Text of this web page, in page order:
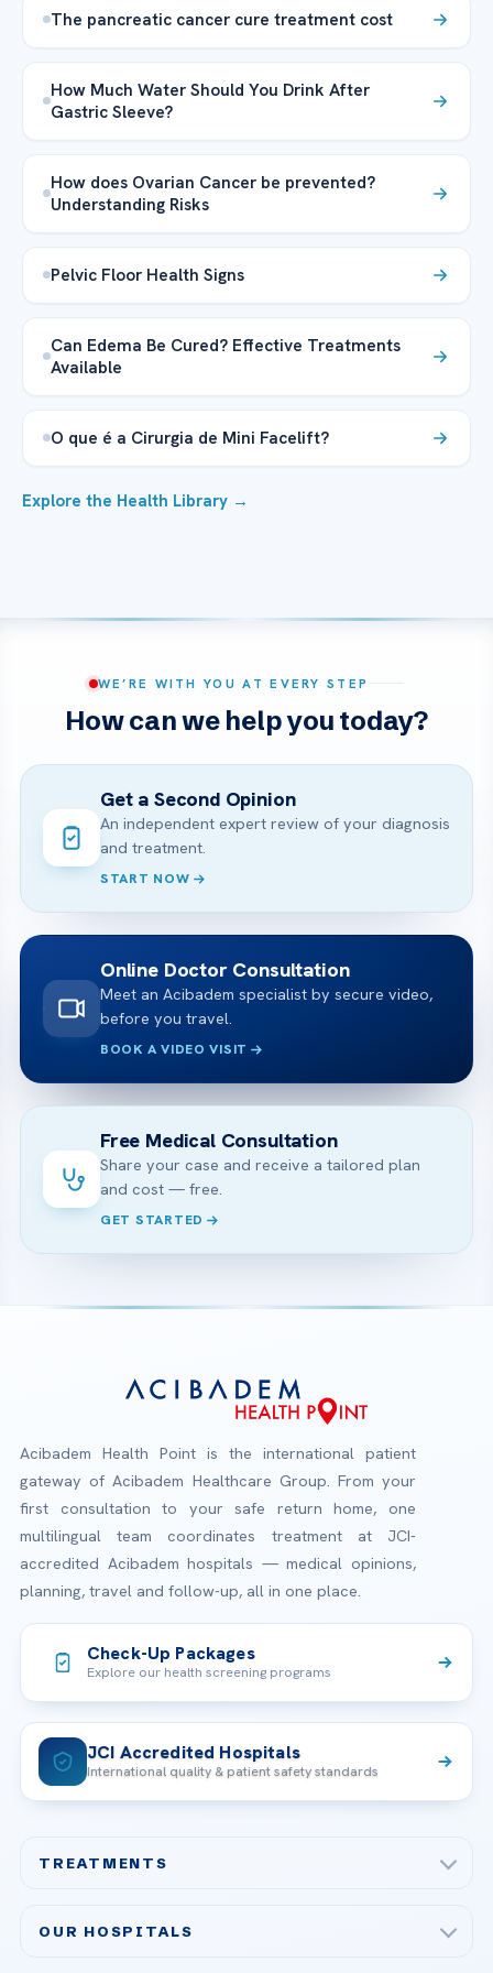
The pancreatic cancer cure treatment cost
How Much Water Should You Drink After
Gastric Sleeve?
How does Ovarian Cancer be prevented?
Understanding Risks
Pelvic Floor Health Signs
Can Edema Be Cured? Effective Treatments
Available
O que é a Cirurgia de Mini Facelift?
Explore the Health Library →
WE’RE WITH YOU AT EVERY STEP
How can we help you today?
Get a Second Opinion
An independent expert review of your diagnosis
and treatment.
START NOW
Online Doctor Consultation
Meet an Acibadem specialist by secure video,
before you travel.
BOOK A VIDEO VISIT
Free Medical Consultation
Share your case and receive a tailored plan
and cost — free.
GET STARTED
Acibadem Health Point is the international patient
gateway of Acibadem Healthcare Group. From your
first consultation to your safe return home, one
multilingual team coordinates treatment at JCI-
accredited Acibadem hospitals — medical opinions,
planning, travel and follow-up, all in one place.
Check-Up Packages
Explore our health screening programs
JCI Accredited Hospitals
International quality & patient safety standards
TREATMENTS
OUR HOSPITALS